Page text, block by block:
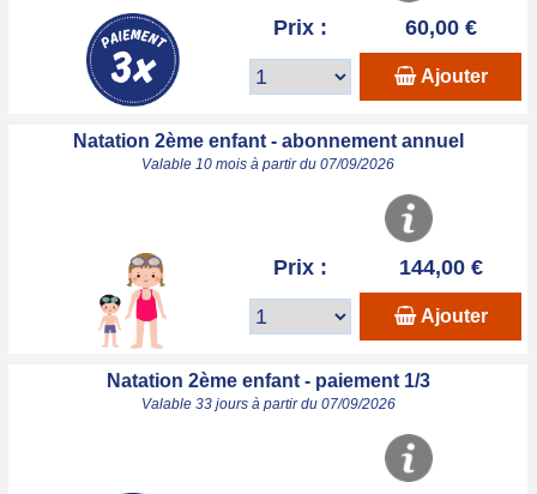
Prix : 60,00 €
Ajouter
Natation 2ème enfant - abonnement annuel
Valable 10 mois à partir du 07/09/2026
Prix : 144,00 €
Ajouter
Natation 2ème enfant - paiement 1/3
Valable 33 jours à partir du 07/09/2026